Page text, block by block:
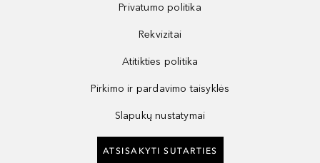
Privatumo politika
Rekvizitai
Atitikties politika
Pirkimo ir pardavimo taisyklės
Slapukų nustatymai
ATSISAKYTI SUTARTIES